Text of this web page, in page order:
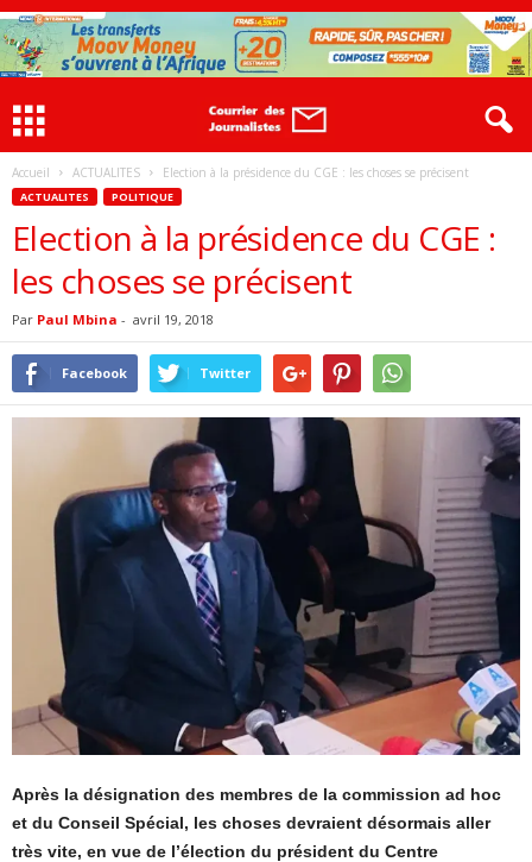
Accueil ACTUALITES Election à la présidence du CGE : les choses se précisent
ACTUALITES POLITIQUE
Election à la présidence du CGE :
les choses se précisent
Par Paul Mbina - avril 19, 2018
Facebook Twitter
Après la désignation des membres de la commission ad hoc
et du Conseil Spécial, les choses devraient désormais aller
très vite, en vue de l’élection du président du Centre